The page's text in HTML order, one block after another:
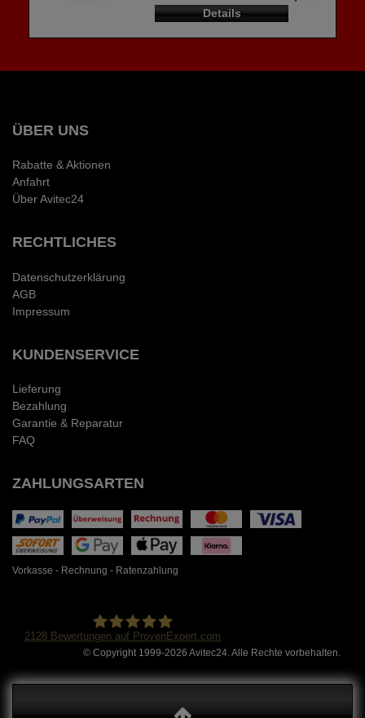
Details
ÜBER UNS
Rabatte & Aktionen
Anfahrt
Über Avitec24
RECHTLICHES
Datenschutzerklärung
AGB
Impressum
KUNDENSERVICE
Lieferung
Bezahlung
Garantie & Reparatur
FAQ
ZAHLUNGSARTEN
Vorkasse - Rechnung - Ratenzahlung
2128 Bewertungen auf ProvenExpert.com
© Copyright 1999-2026 Avitec24. Alle Rechte vorbehalten.